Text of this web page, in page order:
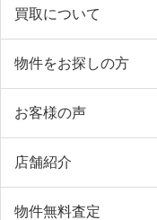
買取について
物件をお探しの方
お客様の声
店舗紹介
物件無料査定